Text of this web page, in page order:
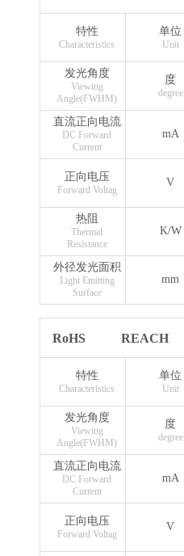
特性
Characteristics
单位
Unit
发光角度
Viewing
Angle(FWHM)
度
degree
直流正向电流
DC Forward
Current
mA
正向电压
Forward Voltag
V
热阻
Thermal
Resistance
K/W
外径发光面积
Light Emitting
Surface
mm
RoHS REACH
特性
Characteristics
单位
Unit
发光角度
Viewing
Angle(FWHM)
度
degree
直流正向电流
DC Forward
Current
mA
正向电压
Forward Voltag
V